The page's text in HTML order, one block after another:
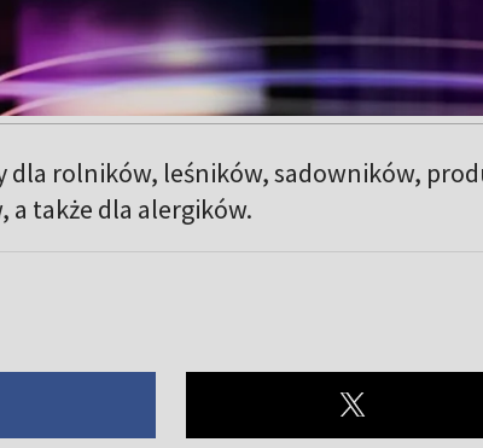
dla rolników, leśników, sadowników,
a także dla alergików.